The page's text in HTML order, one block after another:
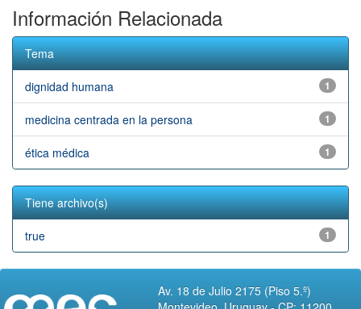
Información Relacionada
Tema
1
dignidad humana
1
medicina centrada en la persona
1
ética médica
Tiene archivo(s)
1
true
Av. 18 de Julio 2175 (Piso 5.º)